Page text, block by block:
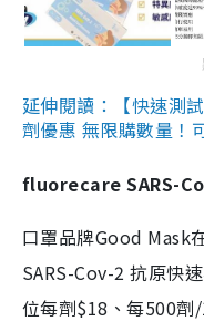
延伸閱讀：【快速測
劑優惠 無限購數量！
fluorecare SARS-
口罩品牌Good Mask
SARS-Cov-2 抗原快
位每劑$18、每500劑